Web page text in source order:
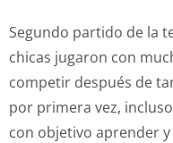
Segundo partido de la
chicas jugaron con
competir después de
por primera vez,
con objetivo aprender